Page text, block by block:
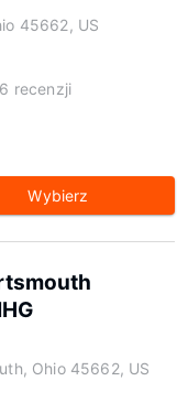
45662, US
recenzji
Wybierz
Ohio 45662, US